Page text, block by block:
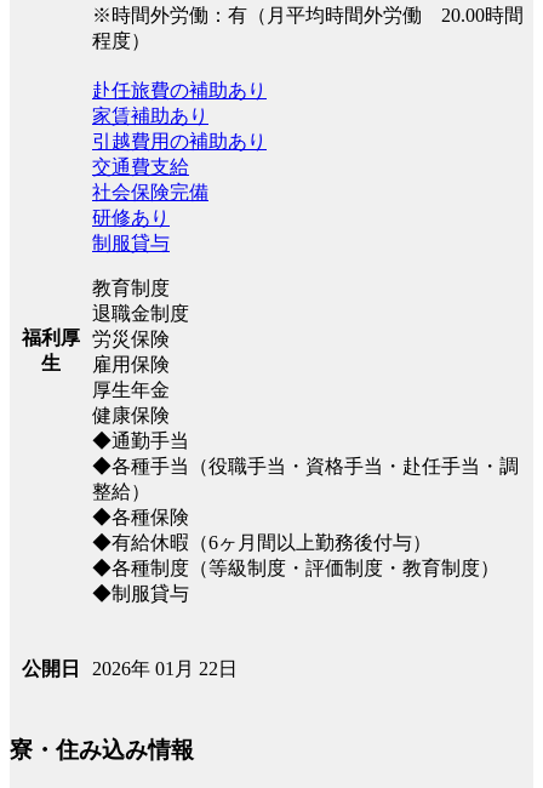
※時間外労働：有（月平均時間外労働 20.00時間
程度）
福利厚
生
赴任旅費の補助あり
家賃補助あり
引越費用の補助あり
交通費支給
社会保険完備
研修あり
制服貸与
教育制度
退職金制度
労災保険
雇用保険
厚生年金
健康保険
◆通勤手当
◆各種手当（役職手当・資格手当・赴任手当・調
整給）
◆各種保険
◆有給休暇（6ヶ月間以上勤務後付与）
◆各種制度（等級制度・評価制度・教育制度）
◆制服貸与
公開日 2026年 01月 22日
寮・住み込み情報